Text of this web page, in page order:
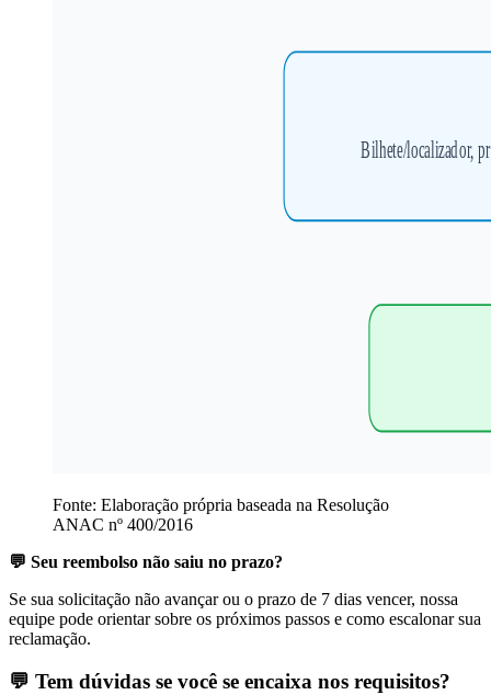
Fonte: Elaboração própria baseada na Resolução
ANAC nº 400/2016
💬 Seu reembolso não saiu no prazo?
Se sua solicitação não avançar ou o prazo de 7 dias vencer, nossa
equipe pode orientar sobre os próximos passos e como escalonar sua
reclamação.
💬 Tem dúvidas se você se encaixa nos requisitos?